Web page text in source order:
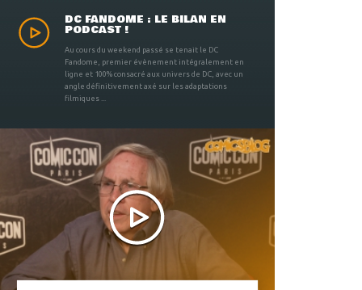
DC FANDOME : LE BILAN EN
PODCAST !
Au cours du weekend passé se tenait le DC
Fandome, premier évènement intégralement en
ligne et 100% consacré aux univers de DC, avec un
angle définitivement axé sur les adaptations
filmiques ...